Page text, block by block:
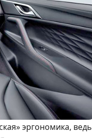
эргономика, ведь